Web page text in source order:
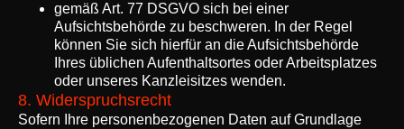
gemäß Art. 77 DSGVO sich bei einer
Aufsichtsbehörde zu beschweren. In der Regel
können Sie sich hierfür an die Aufsichtsbehörde
Ihres üblichen Aufenthaltsortes oder Arbeitsplatzes
oder unseres Kanzleisitzes wenden.
8. Widerspruchsrecht
Sofern Ihre personenbezogenen Daten auf Grundlage